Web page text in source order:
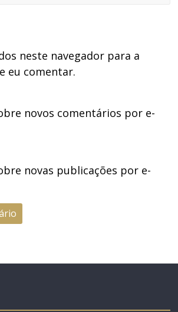
neste navegador para a
eu comentar.
novos comentários por e-
novas publicações por e-